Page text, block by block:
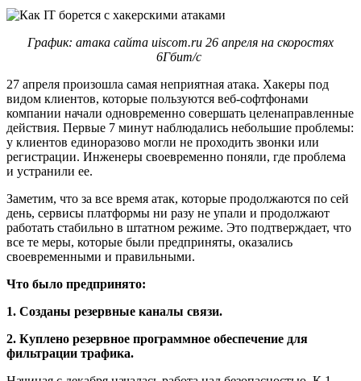
График: атака сайта uiscom.ru 26 апреля на скоростях
6Гбит/с
27 апреля произошла самая неприятная атака. Хакеры под
видом клиентов, которые пользуются веб-софтфонами
компании начали одновременно совершать целенаправленные
действия. Первые 7 минут наблюдались небольшие проблемы:
у клиентов единоразово могли не проходить звонки или
регистрации. Инженеры своевременно поняли, где проблема
и устранили ее.
Заметим, что за все время атак, которые продолжаются по сей
день, сервисы платформы ни разу не упали и продолжают
работать стабильно в штатном режиме. Это подтверждает, что
все те меры, которые были предприняты, оказались
своевременными и правильными.
Что было предпринято:
1. Созданы резервные каналы связи.
2. Куплено резервное программное обеспечение для
фильтрации трафика.